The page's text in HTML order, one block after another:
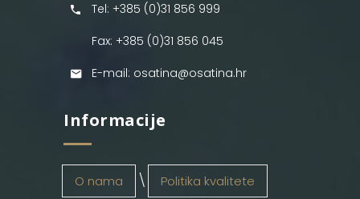
Tel: +385 (0)31 856 999
Fax: +385 (0)31 856 045
E-mail: osatina@osatina.hr
Informacije
O nama Politika kvalitete